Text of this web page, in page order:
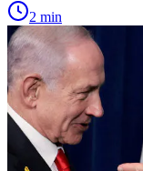
2 min